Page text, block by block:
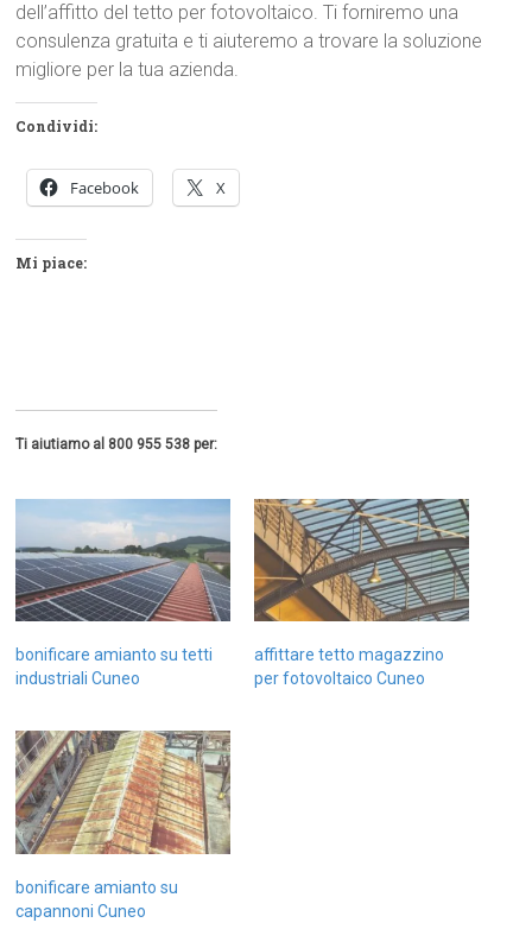
dell’affitto del tetto per fotovoltaico. Ti forniremo una
consulenza gratuita e ti aiuteremo a trovare la soluzione
migliore per la tua azienda.
Condividi:
Facebook X
Mi piace:
Ti aiutiamo al 800 955 538 per:
bonificare amianto su tetti
industriali Cuneo
affittare tetto magazzino
per fotovoltaico Cuneo
bonificare amianto su
capannoni Cuneo